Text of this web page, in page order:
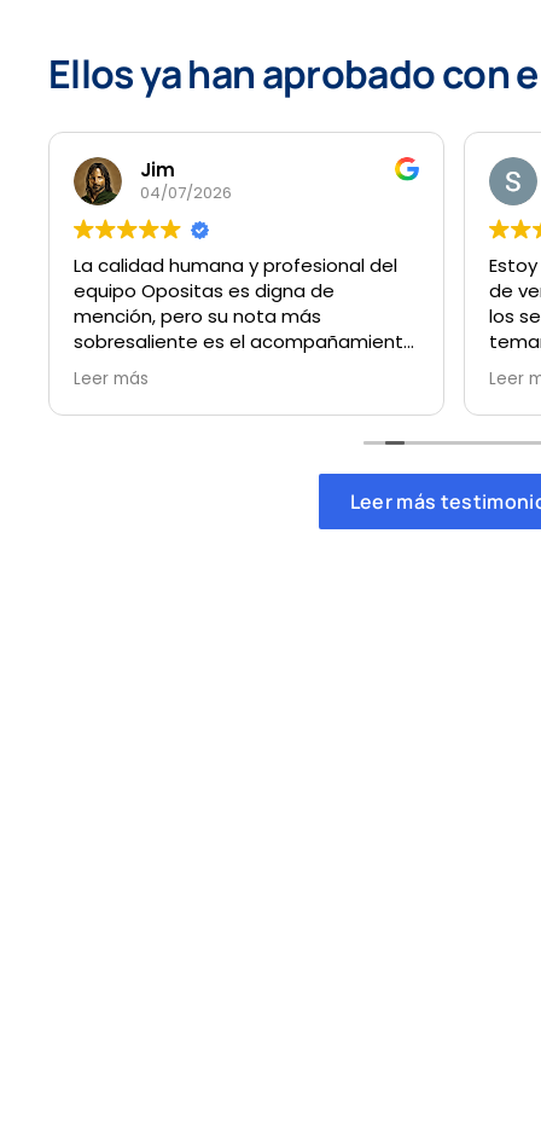
Ellos ya han aprobado con
Jim
04/07/2026
La calidad humana y profesional del
equipo Opositas es digna de
mención, pero su nota más
sobresaliente es el acompañamiento
que recibes desde el minuto 0. En
ningún momento te sientes solo,
cualquier duda te la resuelven al
instante y sus consejos te aportan
esa calma y claridad que, muchas
Leer más
de
los
que
y
Leer
Leer más